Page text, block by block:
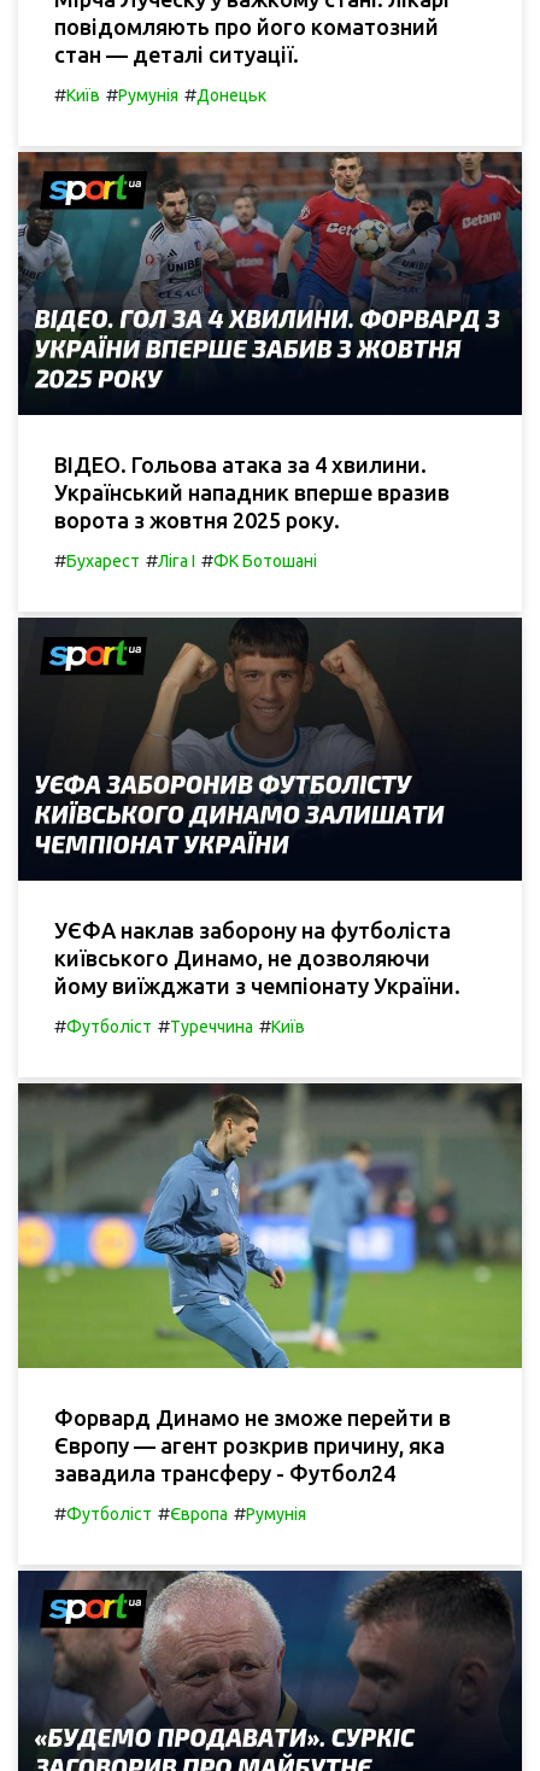
повідомляють про його коматозний
стан — деталі ситуації.
#Київ #Румунія #Донецьк
ВІДЕО. Гольова атака за 4 хвилини.
Український нападник вперше вразив
ворота з жовтня 2025 року.
#Бухарест #Ліга I #ФК Ботошані
УЄФА наклав заборону на футболіста
київського Динамо, не дозволяючи
йому виїжджати з чемпіонату України.
#Футболіст #Туреччина #Київ
Форвард Динамо не зможе перейти в
Європу — агент розкрив причину, яка
завадила трансферу - Футбол24
#Футболіст #Європа #Румунія